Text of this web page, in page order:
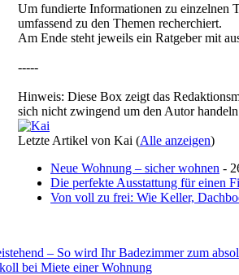
Um fundierte Informationen zu einzelnen
umfassend zu den Themen recherchiert.
Am Ende steht jeweils ein Ratgeber mit
-----
Hinweis: Diese Box zeigt das
sich nicht zwingend um den Autor
Letzte Artikel von Kai (Alle anzeigen)
Neue Wohnung – sicher wohnen -
Die perfekte Ausstattung für einen
Von voll zu frei: Wie Keller,
– So wird Ihr Badezimmer zum
bei Miete einer Wohnung